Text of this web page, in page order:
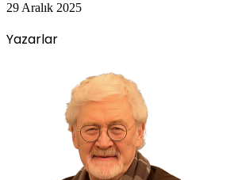
29 Aralık 2025
Yazarlar